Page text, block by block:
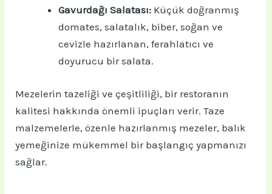
Gavurdağı Salatası: Küçük doğranmış
domates, salatalık, biber, soğan ve
cevizle hazırlanan, ferahlatıcı ve
doyurucu bir salata.
Mezelerin tazeliği ve çeşitliliği, bir restoranın
kalitesi hakkında önemli ipuçları verir. Taze
malzemelerle, özenle hazırlanmış mezeler, balık
yemeğinize mükemmel bir başlangıç yapmanızı
sağlar.